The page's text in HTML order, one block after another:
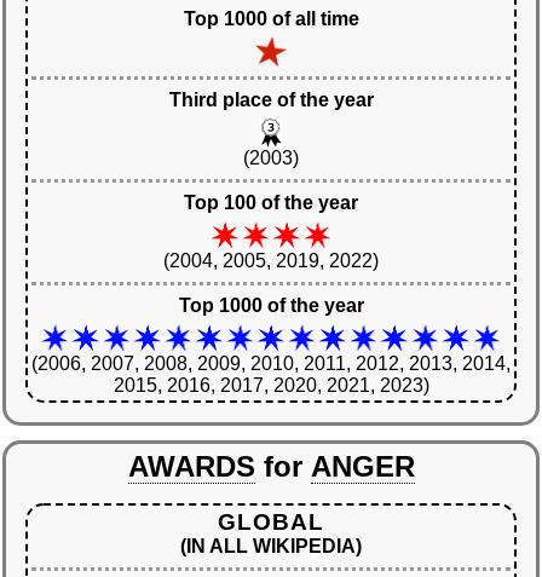
Top 1000 of all time
Third place of the year
(2003)
Top 100 of the year
(2004, 2005, 2019, 2022)
Top 1000 of the year
(2006, 2007, 2008, 2009, 2010, 2011, 2012, 2013, 2014,
2015, 2016, 2017, 2020, 2021, 2023)
AWARDS for ANGER
GLOBAL
(IN ALL WIKIPEDIA)